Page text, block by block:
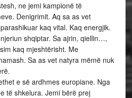
ne jemi kampionë të
Denigrimit. Aq sa as vet
kaq vital. Kaq energjik.
shqiptar. Sa ajrin, qiellin…,
kaq mjeshtërisht. Me
Sa as vet natyra mëmë nuk
e së ardhmes europiane. Nga
të shkelura. Jemi bërë prej